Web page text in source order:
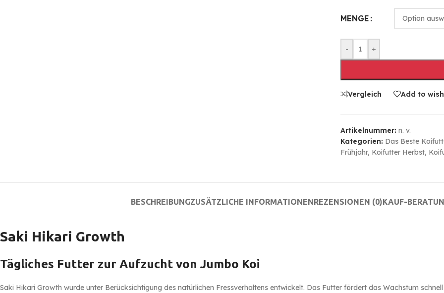
MENGE
- +
Vergleich Add to
Artikelnummer: n. v.
Kategorien: Das Beste
Frühjahr, Koifutter Herbst,
BESCHREIBUNGZUSÄTZLICHE INFORMATIONEN REZENSIONEN (0) KAUF-
Saki Hikari Growth
Tägliches Futter zur Aufzucht von Jumbo Koi
Saki Hikari Growth wurde unter Berücksichtigung des natürlichen Fressverhaltens entwickelt. Das Futter fördert das Wachstum